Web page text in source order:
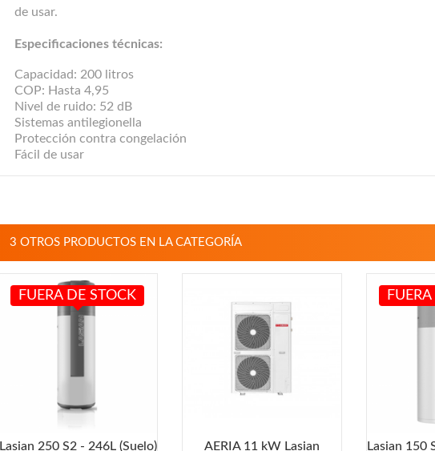
de usar.
Especificaciones técnicas:
Capacidad: 200 litros
COP: Hasta 4,95
Nivel de ruido: 52 dB
Sistemas antilegionella
Protección contra congelación
Fácil de usar
3 OTROS PRODUCTOS EN LA CATEGORÍA
250 S2 - 246L (Suelo)
FUERA DE STOCK
AERIA 11 kW Lasian Lasian 150